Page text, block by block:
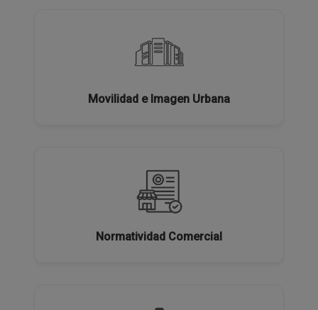
Movilidad e Imagen Urbana
Normatividad Comercial